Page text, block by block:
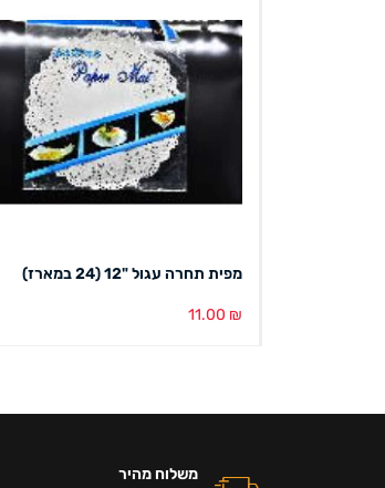
מפית תחרה עגול "12 (24 במארז)
11.00 ₪
משלוח מהיר